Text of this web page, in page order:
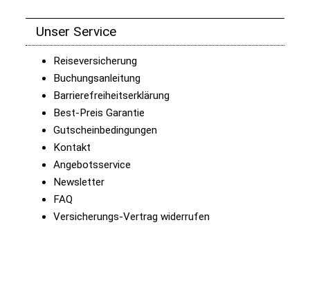
Unser Service
Reiseversicherung
Buchungsanleitung
Barrierefreiheitserklärung
Best-Preis Garantie
Gutscheinbedingungen
Kontakt
Angebotsservice
Newsletter
FAQ
Versicherungs-Vertrag widerrufen